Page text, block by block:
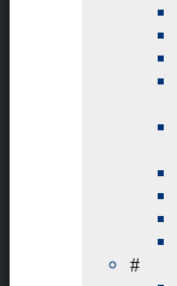
#